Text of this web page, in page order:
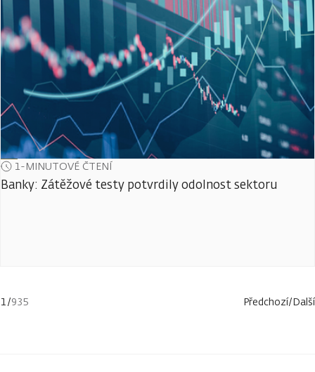
1-MINUTOVÉ ČTENÍ
Banky: Zátěžové testy potvrdily odolnost sektoru
1/935 Předchozí/Další